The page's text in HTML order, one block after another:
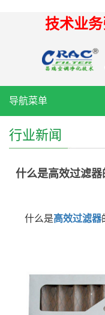
技术业
导航菜单
行业新闻
什么是高效过滤
什么是高效过滤器